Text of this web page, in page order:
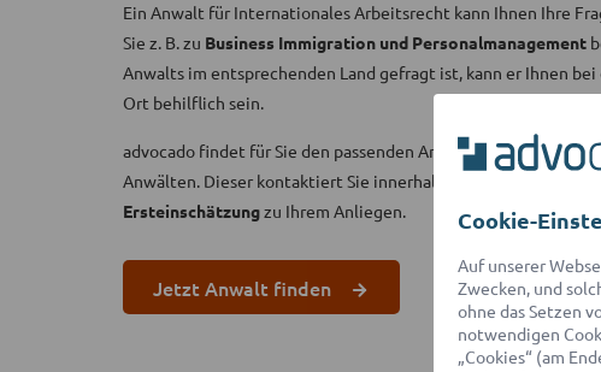
Ein Anwalt für Internationales Arbeitsrecht kann Ihnen Ihre
Sie z. B. zu Business Immigration und Personalmanagement
Anwalts im entsprechenden Land gefragt ist, kann er Ihnen
Ort behilflich sein.
advocado findet für Sie den passenden Anwalt aus einem
Anwälten. Dieser kontaktiert Sie innerhalb von 2 Stunden
Ersteinschätzungzu Ihrem Anliegen.
Jetzt Anwalt finden
Cookie-
Auf unserer
Zwecken, und
ohne das Setzen
notwendigen
„Cookies“ (am